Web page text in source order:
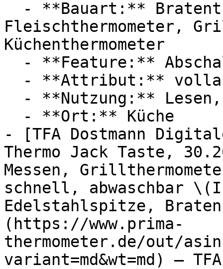
Fleischthermometer,
Küchenthermometer
- [TFA Dostmann
Thermo Jack Taste,
Messen,
schnell, abwaschbar
Edelstahlspitze,
(https://www.prima-
thermometer.de/out/
variant=md&wt=md) —